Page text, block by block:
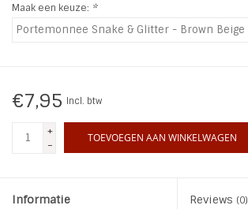
SALE
Maak een keuze: *
€7,95 Incl. btw
+
-
TOEVOEGEN AAN WINKELWAGEN
Informatie Reviews (0)